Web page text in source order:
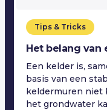
Tips & Tricks
Het belang van
Een kelder is,
basis van een
keldermuren niet
het grondwater